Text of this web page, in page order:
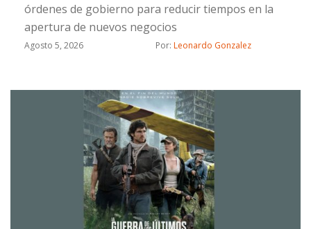
órdenes de gobierno para reducir tiempos en la
apertura de nuevos negocios
Agosto 5, 2026 Por: Leonardo Gonzalez